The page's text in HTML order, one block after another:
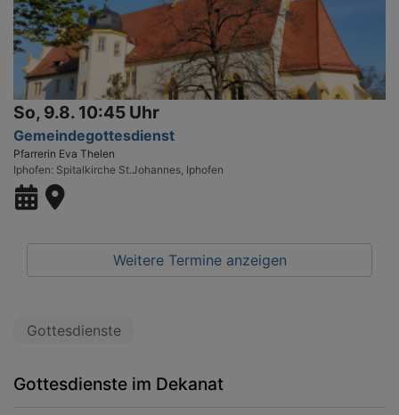
So, 9.8. 10:45 Uhr
Gemeindegottesdienst
Pfarrerin Eva Thelen
Iphofen Spitalkirche St.Johannes, Iphofen
Weitere Termine anzeigen
Gottesdienste
Gottesdienste im Dekanat